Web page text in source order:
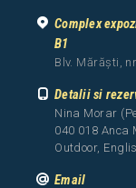
Complex
B1
Blv. Mărăști,
Detalii si
Nina Morar
040 018 Anca
Outdoor,
Email